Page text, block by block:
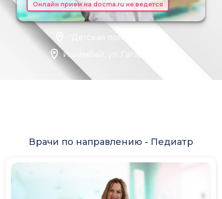
Онлайн прием на docma.ru не ведется
"Детская поликлиника"
Ишимбай, ул. Гагарина, 48
Врачи по направлению - Педиатр